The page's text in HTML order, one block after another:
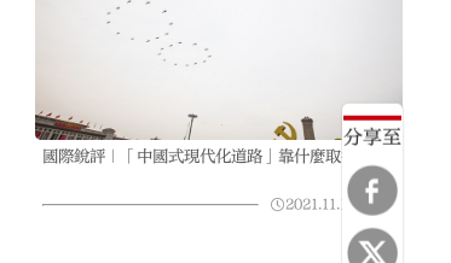
分享至
國際銳評｜「中國式現代化道路」靠什麼取得成功
2021.11.14 10:31